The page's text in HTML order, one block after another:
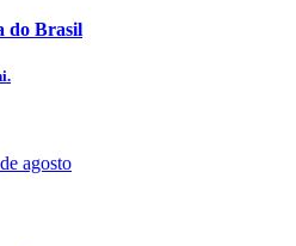
do Brasil